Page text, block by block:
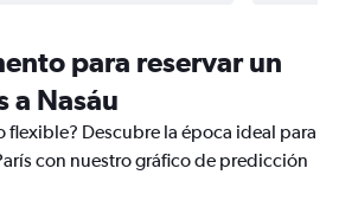
para reservar un
a Nasáu
flexible? Descubre la época ideal para
con nuestro gráfico de predicción